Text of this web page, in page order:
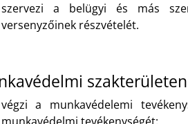
szervezi a belügyi és más
versenyzőinek részvételét.
végzi a munkavédelemi